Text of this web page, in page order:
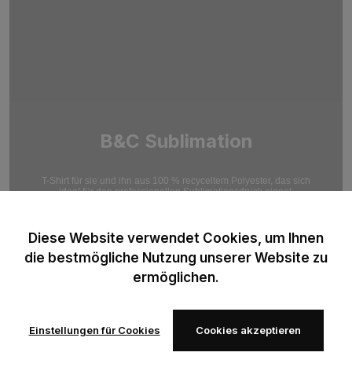
B&C Sublimation
T-Shirt für sie und ihn aus 100 % recyceltem Polyester, das sich
ideal für den professionellen Sublimationsdruck eignet.
Diese Website verwendet Cookies, um Ihnen
die bestmögliche Nutzung unserer Website zu
ermöglichen.
Einstellungen für Cookies Cookies akzeptieren